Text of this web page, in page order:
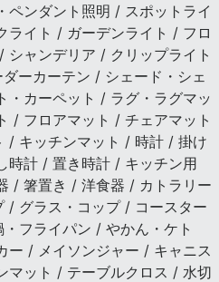
ペンダント照明 / スポットライ
ライト / ガーデンライト / フロ
シャンデリア / クリップライト
ーカーテン / シェード・シェ
・カーペット / ラグ・ラグマッ
/ フロアマット / チェアマット
/ キッチンマット / 時計 / 掛け
時計 / 置き時計 / キッチン用
/ 箸置き / 洋食器 / カトラリー
/ グラス・コップ / コースター
フライパン / やかん・ケト
ー / メイソンジャー / キャニス
マット / テーブルクロス / 水切